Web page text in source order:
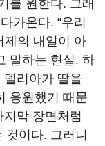
를 원한다. 그래
가온다. “우리
제의 내일이 아
말하는 현실. 하
리아가 딸을
응원했기 때문
막 장면처럼
것이다. 그러니